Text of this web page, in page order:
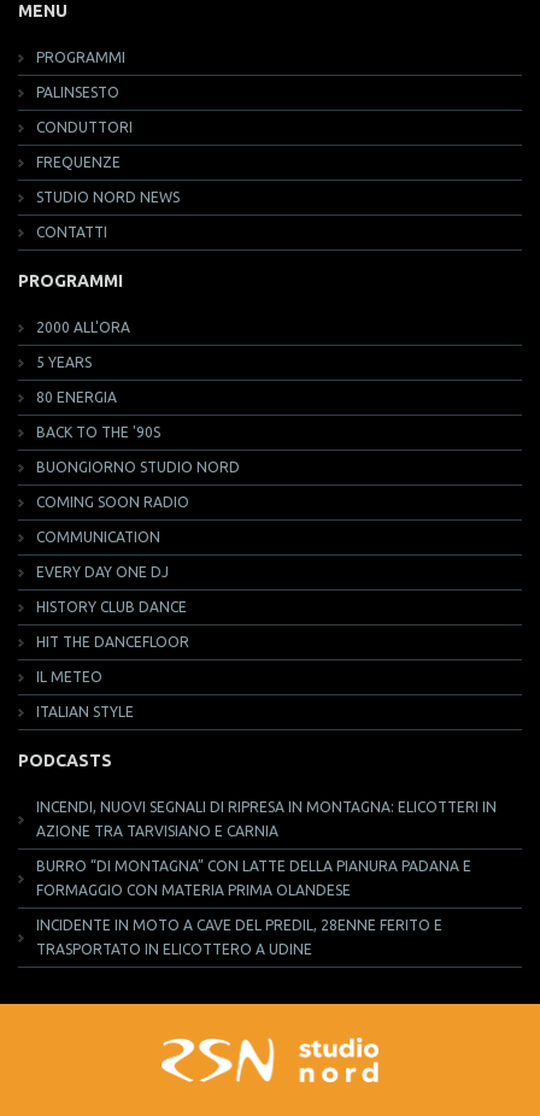
MENU
PROGRAMMI
PALINSESTO
CONDUTTORI
FREQUENZE
STUDIO NORD NEWS
CONTATTI
PROGRAMMI
2000 ALL'ORA
5 YEARS
80 ENERGIA
BACK TO THE '90S
BUONGIORNO STUDIO NORD
COMING SOON RADIO
COMMUNICATION
EVERY DAY ONE DJ
HISTORY CLUB DANCE
HIT THE DANCEFLOOR
IL METEO
ITALIAN STYLE
PODCASTS
INCENDI, NUOVI SEGNALI DI RIPRESA IN MONTAGNA: ELICOTTERI IN
AZIONE TRA TARVISIANO E CARNIA
BURRO “DI MONTAGNA” CON LATTE DELLA PIANURA PADANA E
FORMAGGIO CON MATERIA PRIMA OLANDESE
INCIDENTE IN MOTO A CAVE DEL PREDIL, 28ENNE FERITO E
TRASPORTATO IN ELICOTTERO A UDINE